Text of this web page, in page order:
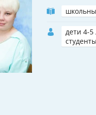
дети 4-5